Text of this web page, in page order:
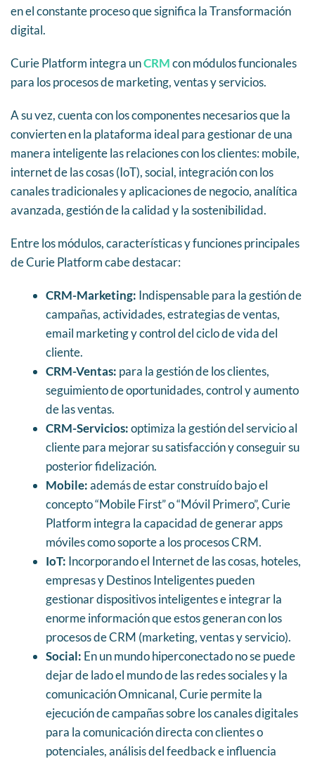
en el constante proceso que significa la Transformación
digital.
Curie Platform integra unCRMcon módulos funcionales
para los procesos de marketing, ventas y servicios.
A su vez, cuenta con los componentes necesarios que la
convierten en la plataforma ideal para gestionar de una
manera inteligente las relaciones con los clientes: mobile,
internet de las cosas (IoT), social, integración con los
canales tradicionales y aplicaciones de negocio, analítica
avanzada, gestión de la calidad y la sostenibilidad.
Entre los módulos, características y funciones principales
de Curie Platform cabe destacar:
CRM-Marketing: Indispensable para la gestión de
campañas, actividades, estrategias de ventas,
email marketing y control del ciclo de vida del
cliente.
CRM-Ventas: para la gestión de los clientes,
seguimiento de oportunidades, control y aumento
de las ventas.
CRM-Servicios:optimiza la gestión del servicio al
cliente para mejorar su satisfacción y conseguir su
posterior fidelización.
Mobile:además de estar construído bajo el
concepto “Mobile First” o “Móvil Primero”, Curie
Platform integra la capacidad de generar apps
móviles como soporte a los procesos CRM.
IoT: Incorporando el Internet de las cosas, hoteles,
empresas y Destinos Inteligentes pueden
gestionar dispositivos inteligentes e integrar la
enorme información que estos generan con los
procesos de CRM (marketing, ventas y servicio).
Social: En un mundo hiperconectado no se puede
dejar de lado el mundo de las redes sociales y la
comunicación Omnicanal, Curie permite la
ejecución de campañas sobre los canales digitales
para la comunicación directa con clientes o
potenciales, análisis del feedback e influencia